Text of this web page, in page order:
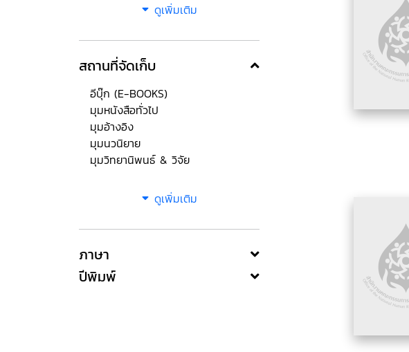
ดูเพิ่มเติม
สถานที่จัดเก็บ
อีบุ๊ก (E-BOOKS)
มุมหนังสือทั่วไป
มุมอ้างอิง
มุมนวนิยาย
มุมวิทยานิพนธ์ & วิจัย
ดูเพิ่มเติม
ภาษา
ปีพิมพ์